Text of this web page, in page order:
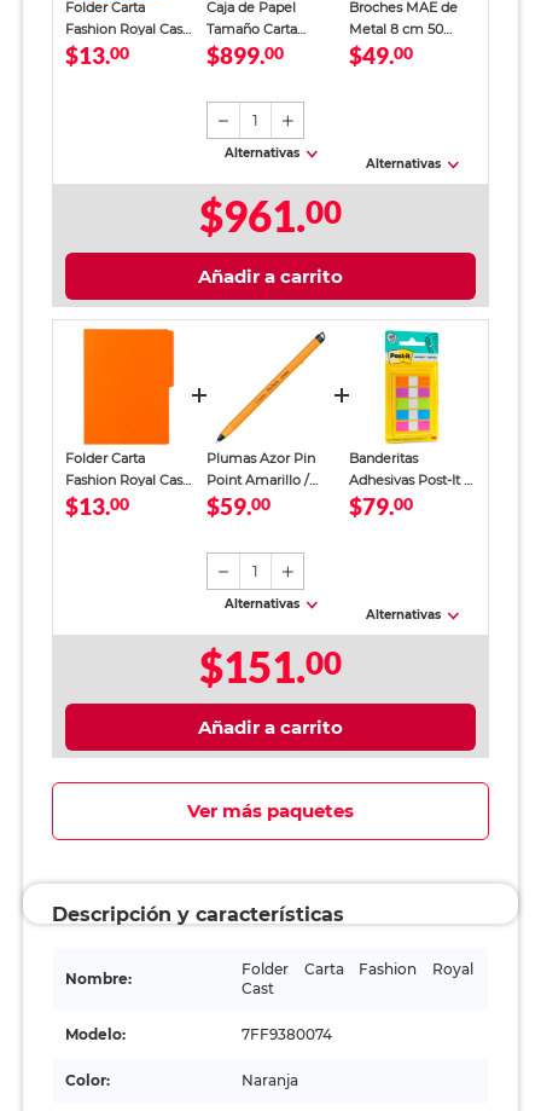
Folder Carta
Fashion Royal Cast
/ Naranja
$13.00
Caja de Papel
Tamaño Carta
Office Depot
$899.00
1
Alternativas
Broches MAE de
Metal 8 cm 50
piezas
$49.00
Alternativas
$961.00
Añadir a carrito
Folder Carta
Fashion Royal Cast
/ Naranja
$13.00
Plumas Azor Pin
Point Amarillo /
Punto fino / Tinta
$59.00
1
Alternativas
Banderitas
Adhesivas Post-It 5
Neón
$79.00
Alternativas
$151.00
Añadir a carrito
Ver más paquetes
Descripción y características
Nombre:
Folder Carta Fashion Royal
Cast
Modelo: 7FF9380074
Color: Naranja